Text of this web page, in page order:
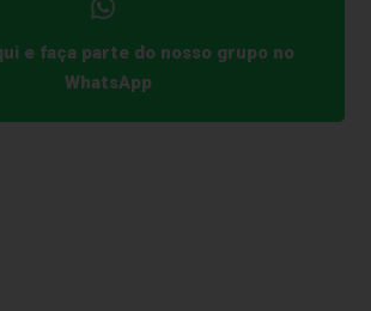
e faça parte do nosso grupo no
WhatsApp